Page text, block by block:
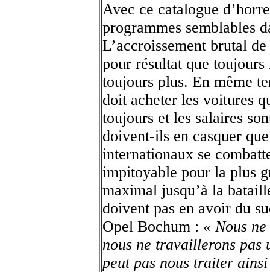
Avec ce catalogue
programmes semblables
L’accroissement brutal
pour résultat que
toujours plus. En même
doit acheter les voitures
toujours et les salaires
doivent-ils en casquer
internationaux se
impitoyable pour la plus
maximal jusqu’à la
doivent pas en avoir du
Opel Bochum : « Nous
nous ne travaillerons pas
peut pas nous traiter